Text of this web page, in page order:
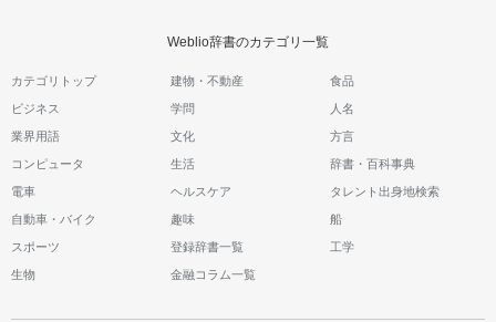
Weblio辞書のカテゴリ一覧
カテゴリトップ 建物・不動産 食品
ビジネス 学問 人名
業界用語 文化 方言
コンピュータ 生活 辞書・百科事典
電車 ヘルスケア タレント出身地検索
自動車・バイク 趣味 船
スポーツ 登録辞書一覧 工学
生物 金融コラム一覧